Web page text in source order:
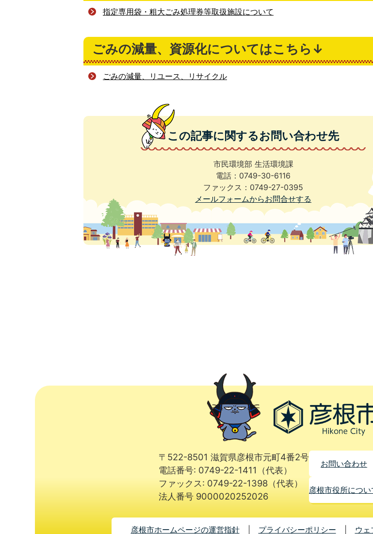
指定専用袋・粗大ごみ処理券等取扱施設について
ごみの減量、資源化についてはこちら↓
ごみの減量、リユース、リサイクル
この記事に関するお問い合わせ先
市民環境部 生活環境課
電話：0749-30-6116
ファックス：0749-27-0395
メールフォームからお問合せする
〒522-8501 滋賀県彦根市元町4番2号
電話番号: 0749-22-1411（代表）
ファックス: 0749-22-1398（代表）
法人番号 9000020252026
お問い合わせ
彦根市役所につい
彦根市ホームページの運営指針 プライバシーポリシー ウ